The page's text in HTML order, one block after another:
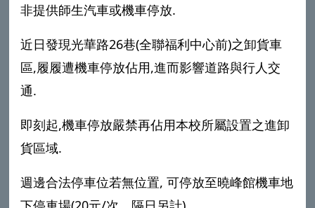
非提供師生汽車或機車停放.
近日發現光華路26巷(全聯福利中心前)之卸貨車
區,履履遭機車停放佔用,進而影響道路與行人交
通.
即刻起,機車停放嚴禁再佔用本校所屬設置之進卸
貨區域.
週邊合法停車位若無位置, 可停放至曉峰館機車地